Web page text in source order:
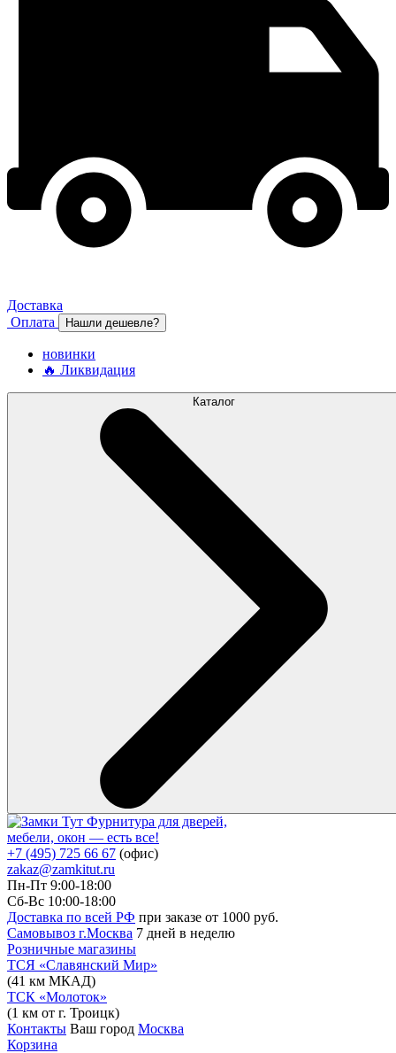
Доставка
Оплата
Нашли дешевле?
новинки
🔥 Ликвидация
Каталог
Фурнитура для дверей,
мебели, окон — есть все!
+7 (495) 725 66 67 (офис)
zakaz@zamkitut.ru
Пн-Пт 9:00-18:00
Сб-Вс 10:00-18:00
Доставка по всей РФ при заказе от 1000 руб.
Самовывоз г.Москва 7 дней в неделю
Розничные магазины
ТСЯ «Славянский Мир»
(41 км МКАД)
ТСК «Молоток»
(1 км от г. Троицк)
Контакты Ваш город Москва
Корзина